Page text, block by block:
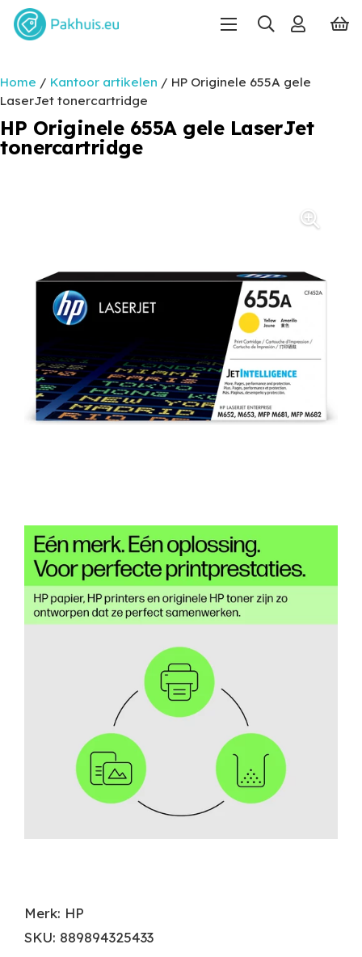
Home / Kantoor artikelen / HP Originele 655A gele
LaserJet tonercartridge
HP Originele 655A gele LaserJet
tonercartridge
Merk: HP
SKU: 889894325433